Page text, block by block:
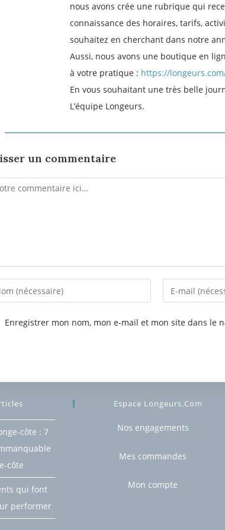
nous avons crée une rubrique qui
connaissance des horaires, tarifs,
souhaitez en cherchant dans notre
Aussi, nous avons une boutique en
à votre pratique : https://
En vous souhaitant une très belle
L’équipe Longeurs.
un commentaire
Enregistrer mon nom, mon e-mail et mon site dans le
côte : 7
côte
qui font
performer
Espace Longeurs.com
Nos engagements
Mes commandes
Mon compte